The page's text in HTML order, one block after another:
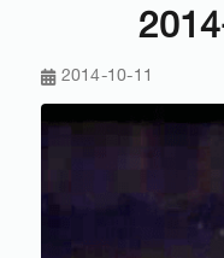
2014-10-11